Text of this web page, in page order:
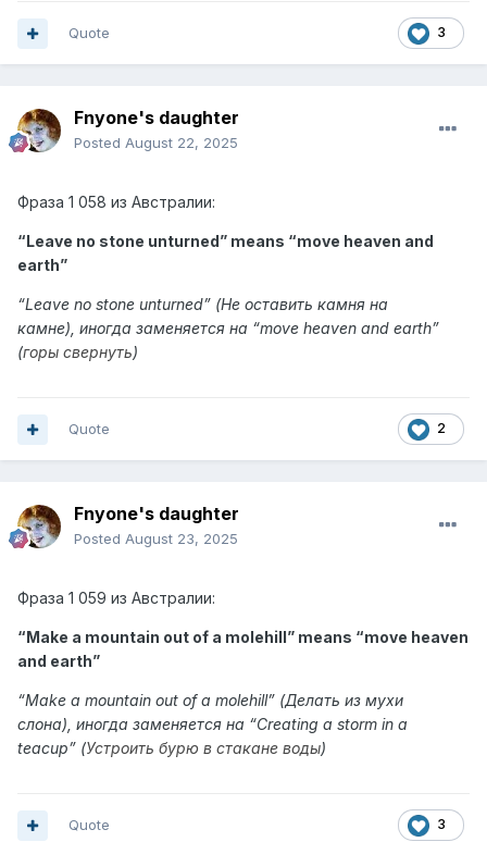
3
Quote
Fnyone's daughter
Posted August 22, 2025
Фраза 1 058 из Австралии:
“Leave no stone unturned” means “move heaven and
earth”
“Leave no stone unturned” (Не оставить камня на
камне), иногда заменяется на “move heaven and earth”
(горы свернуть)
2
Quote
Fnyone's daughter
Posted August 23, 2025
Фраза 1 059 из Австралии:
“Make a mountain out of a molehill” means “move heaven
and earth”
“Make a mountain out of a molehill” (Делать из мухи
слона), иногда заменяется на “Creating a storm in a
teacup” (Устроить бурю в стакане воды)
3
Quote